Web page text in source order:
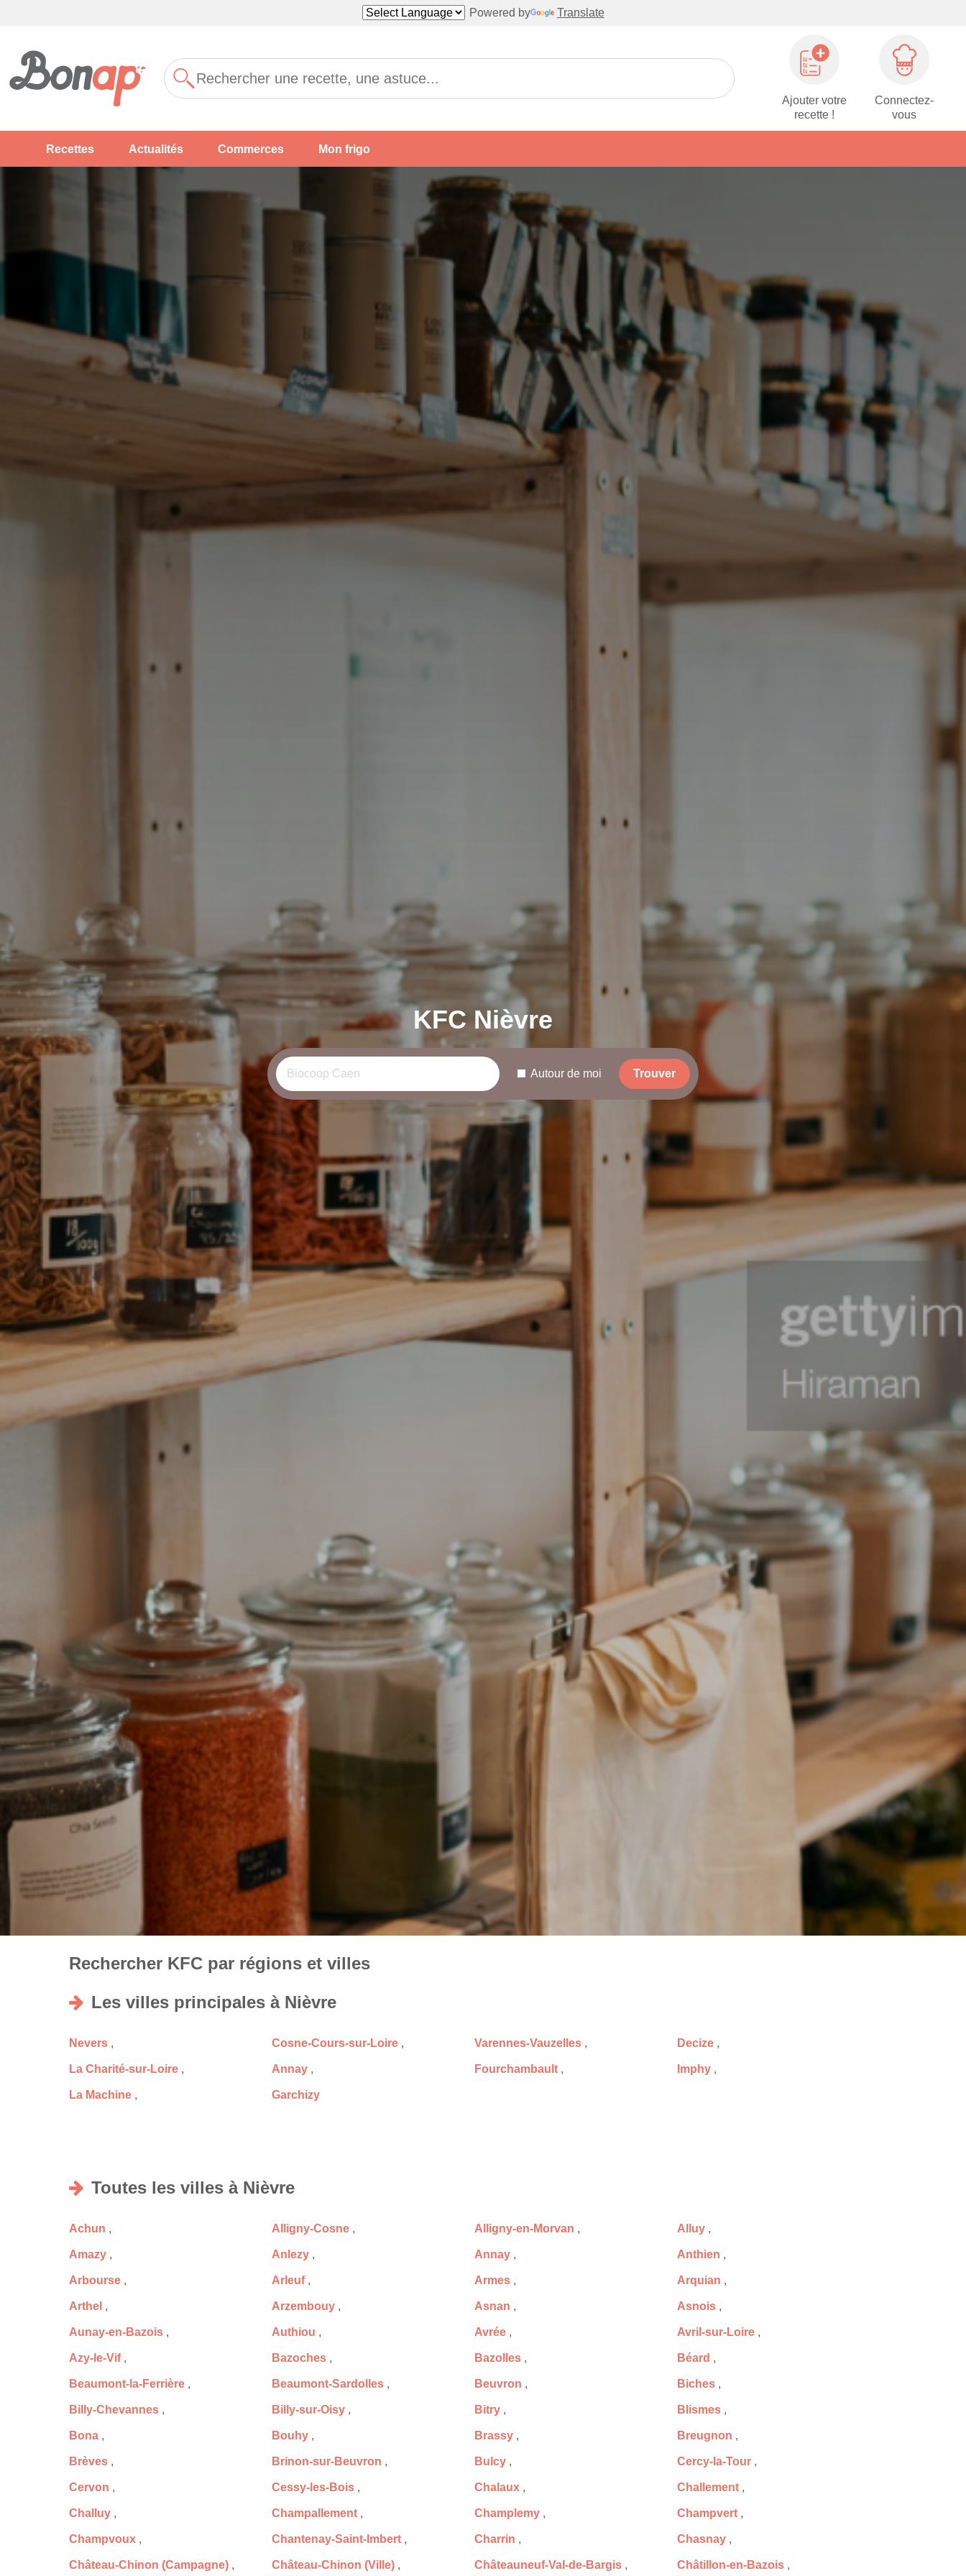
Powered by Translate
Ajouter votre
recette !
Connectez-
vous
Recettes Actualités Commerces Mon frigo
KFC Nièvre
Autour de moi Trouver
Rechercher KFC par régions et villes
Les villes principales à Nièvre
Nevers , Cosne-Cours-sur-Loire , Varennes-Vauzelles , Decize ,
La Charité-sur-Loire , Annay , Fourchambault , Imphy ,
La Machine , Garchizy
Toutes les villes à Nièvre
Achun , Alligny-Cosne , Alligny-en-Morvan , Alluy ,
Amazy , Anlezy , Annay , Anthien ,
Arbourse , Arleuf, Armes , Arquian ,
Arthel , Arzembouy , Asnan , Asnois ,
Aunay-en-Bazois , Authiou , Avrée , Avril-sur-Loire ,
Azy-le-Vif, Bazoches , Bazolles , Béard ,
Beaumont-la-Ferrière , Beaumont-Sardolles , Beuvron , Biches ,
Billy-Chevannes , Billy-sur-Oisy , Bitry , Blismes ,
Bona , Bouhy , Brassy , Breugnon ,
Brèves , Brinon-sur-Beuvron , Bulcy , Cercy-la-Tour ,
Cervon , Cessy-les-Bois , Chalaux , Challement ,
Challuy , Champallement , Champlemy , Champvert ,
Champvoux , Chantenay-Saint-Imbert , Charrin , Chasnay ,
Château-Chinon (Campagne) , Château-Chinon (Ville) , Châteauneuf-Val-de-Bargis , Châtillon-en-Bazois ,